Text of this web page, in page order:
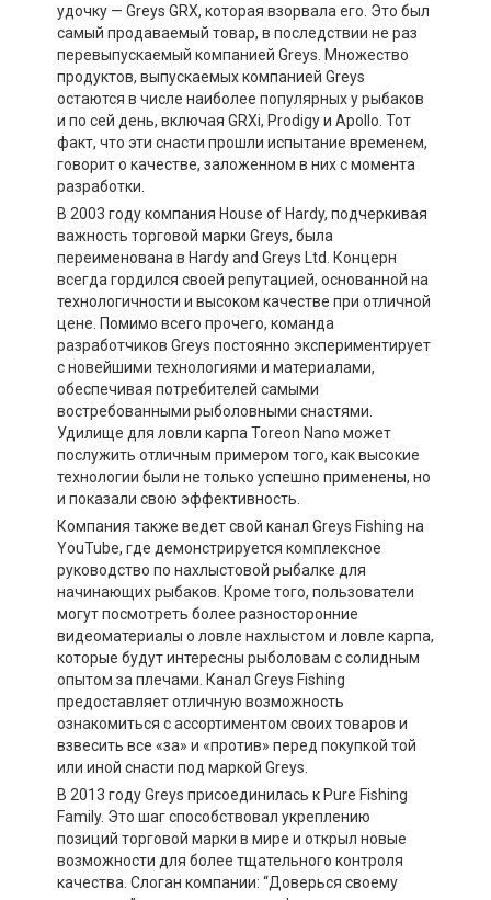
удочку — Greys GRX, которая взорвала его. Это был
самый продаваемый товар, в последствии не раз
перевыпускаемый компанией Greys. Множество
продуктов, выпускаемых компанией Greys
остаются в числе наиболее популярных у рыбаков
и по сей день, включая GRXi, Prodigy и Apollo. Тот
факт, что эти снасти прошли испытание временем,
говорит о качестве, заложенном в них с момента
разработки.
В 2003 году компания House of Hardy, подчеркивая
важность торговой марки Greys, была
переименована в Hardy and Greys Ltd. Концерн
всегда гордился своей репутацией, основанной на
технологичности и высоком качестве при отличной
цене. Помимо всего прочего, команда
разработчиков Greys постоянно экспериментирует
с новейшими технологиями и материалами,
обеспечивая потребителей самыми
востребованными рыболовными снастями.
Удилище для ловли карпа Toreon Nano может
послужить отличным примером того, как высокие
технологии были не только успешно применены, но
и показали свою эффективность.
Компания также ведет свой канал Greys Fishing на
YouTube, где демонстрируется комплексное
руководство по нахлыстовой рыбалке для
начинающих рыбаков. Кроме того, пользователи
могут посмотреть более разносторонние
видеоматериалы о ловле нахлыстом и ловле карпа,
которые будут интересны рыболовам с солидным
опытом за плечами. Канал Greys Fishing
предоставляет отличную возможность
ознакомиться с ассортиментом своих товаров и
взвесить все «за» и «против» перед покупкой той
или иной снасти под маркой Greys.
В 2013 году Greys присоединилась к Pure Fishing
Family. Это шаг способствовал укреплению
позиций торговой марки в мире и открыл новые
возможности для более тщательного контроля
качества. Слоган компании: “Доверься своему